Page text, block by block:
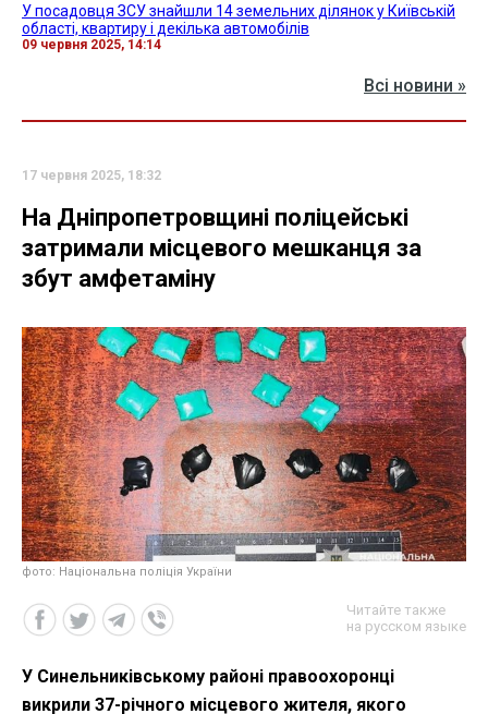
У посадовця ЗСУ знайшли 14 земельних ділянок у Київській
області, квартиру і декілька автомобілів
09 червня 2025, 14:14
Всі новини »
17 червня 2025, 18:32
На Дніпропетровщині поліцейські
затримали місцевого мешканця за
збут амфетаміну
фото: Національна поліція України
Читайте также
на русском языке
У Синельниківському районі правоохоронці
викрили 37-річного місцевого жителя, якого